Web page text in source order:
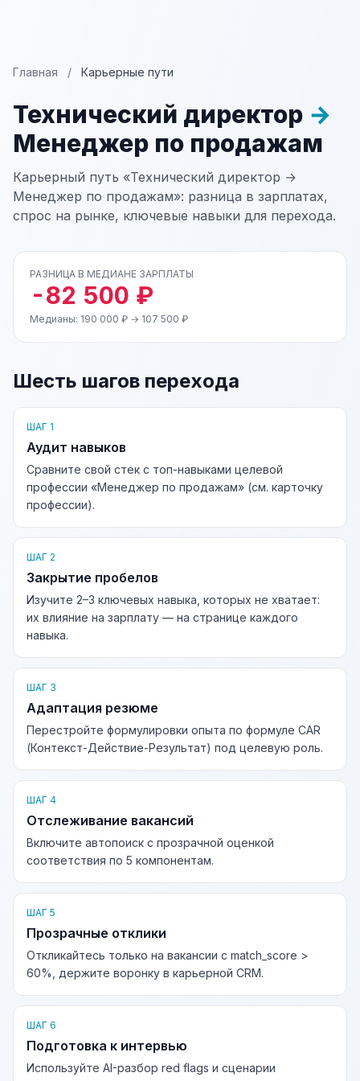
Главная / Карьерные пути
Технический директор →
Менеджер по продажам
Карьерный путь «Технический директор →
Менеджер по продажам»: разница в зарплатах,
спрос на рынке, ключевые навыки для перехода.
РАЗНИЦА В МЕДИАНЕ ЗАРПЛАТЫ
-82 500 ₽
Медианы: 190 000 ₽ → 107 500 ₽
Шесть шагов перехода
ШАГ 1
Аудит навыков
Сравните свой стек с топ-навыками целевой
профессии «Менеджер по продажам» (см. карточку
профессии).
ШАГ 2
Закрытие пробелов
Изучите 2–3 ключевых навыка, которых не хватает:
их влияние на зарплату — на странице каждого
навыка.
ШАГ 3
Адаптация резюме
Перестройте формулировки опыта по формуле CAR
(Контекст-Действие-Результат) под целевую роль.
ШАГ 4
Отслеживание вакансий
Включите автопоиск с прозрачной оценкой
соответствия по 5 компонентам.
ШАГ 5
Прозрачные отклики
Откликайтесь только на вакансии с match_score >
60%, держите воронку в карьерной CRM.
ШАГ 6
Подготовка к интервью
Используйте AI-разбор red flags и сценарии